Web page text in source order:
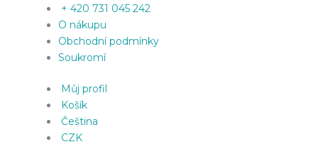
+ 420 731 045 242
O nákupu
Obchodní podmínky
Soukromí
Můj profil
Košík
Čeština
CZK